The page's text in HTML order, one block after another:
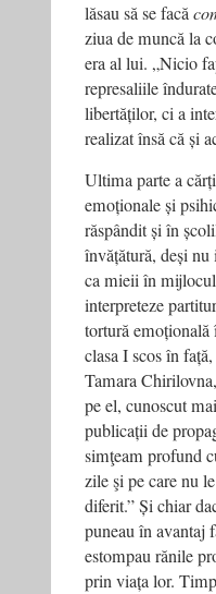
lăsau să se facă
ziua de muncă la
era al lui. „Nicio
represaliile
libertăților, ci a
realizat însă că și
Ultima parte a
emoționale și
răspândit și în
învățătură, deși nu
ca mieii în
interpreteze
tortură
clasa I scos în
Tamara
pe el, cunoscut
publicații de
simţeam profund
zile şi pe care nu
diferit.” Și chiar
puneau în avantaj
estompau rănile
prin viața lor.